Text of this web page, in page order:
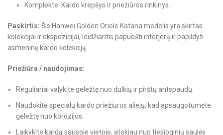
Komplekte: Kardo krepšys ir priežiūros rinkinys.
Paskirtis: Šis Hanwei Golden Oriole Katana modelis yra skirtas
kolekcijai ir ekspozicijai, leidžiantis papuošti interjerą ir papildyti
asmeninę kardo kolekciją.
Priežiūra / naudojimas:
Reguliariai valykite geležtę nuo dulkių ir pirštų antspaudų.
Naudokite specialų kardo priežiūros aliejų, kad apsaugotumėte
geležtę nuo korozijos.
Laikykite kardą sausoje vietoje, atokiau nuo tiesioginių saulės